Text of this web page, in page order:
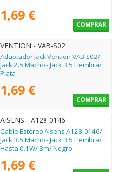
1,69 €
COMPRAR
VENTION - VAB-S02
Adaptador Jack Vention VAB-S02/
Jack 2.5 Macho - Jack 3.5 Hembra/
Plata
1,69 €
COMPRAR
AISENS - A128-0146
Cable Estéreo Aisens A128-0146/
Jack 3.5 Macho - Jack 3.5 Hembra/
Hasta 0.1W/ 3m/ Negro
1,69 €